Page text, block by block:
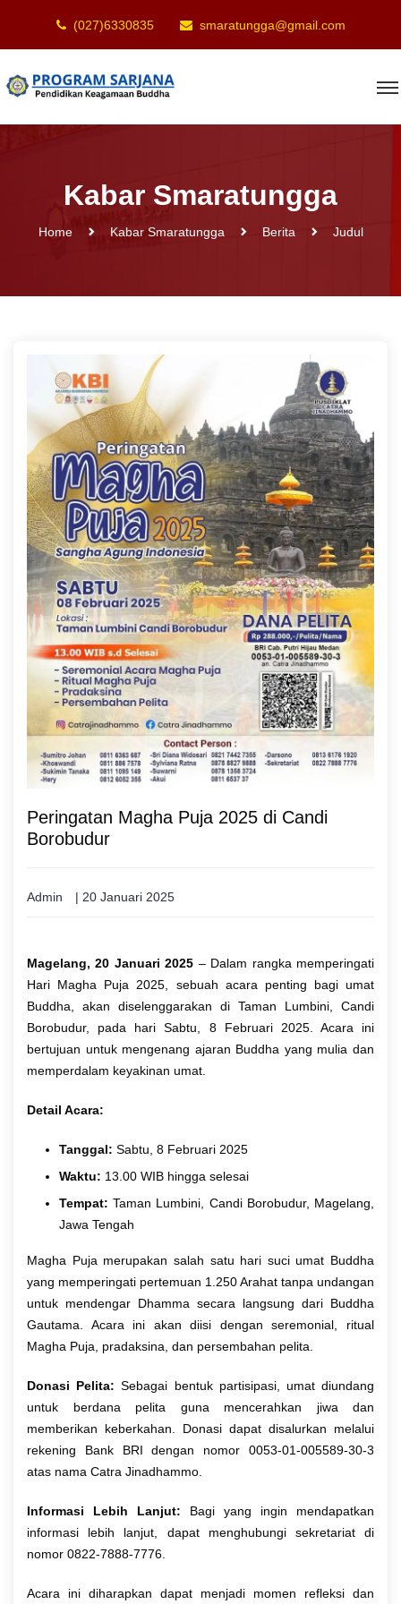
(027)6330835 smaratungga@gmail.com
Kabar Smaratungga
Home Kabar Smaratungga Berita Judul
Peringatan Magha Puja 2025 di Candi
Borobudur
Admin | 20 Januari 2025
Magelang, 20 Januari 2025 – Dalam rangka memperingati
Hari Magha Puja 2025, sebuah acara penting bagi umat
Buddha, akan diselenggarakan di Taman Lumbini, Candi
Borobudur, pada hari Sabtu, 8 Februari 2025. Acara ini
bertujuan untuk mengenang ajaran Buddha yang mulia dan
memperdalam keyakinan umat.
Detail Acara:
Tanggal: Sabtu, 8 Februari 2025
Waktu: 13.00 WIB hingga selesai
Tempat: Taman Lumbini, Candi Borobudur, Magelang,
Jawa Tengah
Magha Puja merupakan salah satu hari suci umat Buddha
yang memperingati pertemuan 1.250 Arahat tanpa undangan
untuk mendengar Dhamma secara langsung dari Buddha
Gautama. Acara ini akan diisi dengan seremonial, ritual
Magha Puja, pradaksina, dan persembahan pelita.
Donasi Pelita: Sebagai bentuk partisipasi, umat diundang
untuk berdana pelita guna mencerahkan jiwa dan
memberikan keberkahan. Donasi dapat disalurkan melalui
rekening Bank BRI dengan nomor 0053-01-005589-30-3
atas nama Catra Jinadhammo.
Informasi Lebih Lanjut: Bagi yang ingin mendapatkan
informasi lebih lanjut, dapat menghubungi sekretariat di
nomor 0822-7888-7776.
Acara ini diharapkan dapat menjadi momen refleksi dan